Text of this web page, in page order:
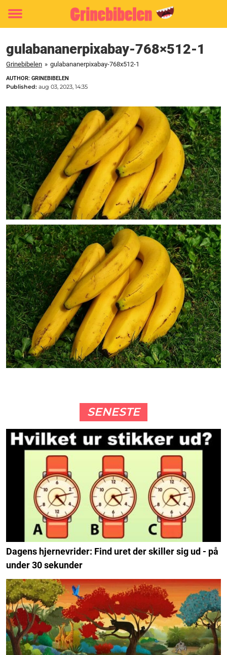
Toggle
gulabananerpixabay-768×512-1
Grinebibelen » gulabananerpixabay-768x512-1
AUTHOR: GRINEBIBELEN
Published: aug 03, 2023, 14:35
SENESTE
Dagens hjernevrider: Find uret der skiller sig ud - på
under 30 sekunder